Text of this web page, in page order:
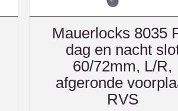
Mauerlocks 8035
dag en nacht
60/72mm, L/R,
afgeronde
RVS